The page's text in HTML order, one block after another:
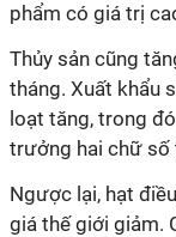
phẩm có giá trị
Thủy sản cũng
tháng. Xuất khẩu
loạt tăng, trong
trưởng hai chữ số
Ngược lại, hạt
giá thế giới giảm.